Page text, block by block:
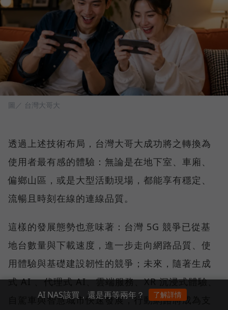
圖／ 台灣大哥大
透過上述技術布局，台灣大哥大成功將之轉換為
使用者最有感的體驗：無論是在地下室、車廂、
偏鄉山區，或是大型活動現場，都能享有穩定、
流暢且時刻在線的連線品質。
這樣的發展態勢也意味著：台灣 5G 競爭已從基
地台數量與下載速度，進一步走向網路品質、使
用體驗與基礎建設韌性的競爭；未來，隨著生成
式 AI 、代理式 AI、雲端服務、XR 沉浸式體驗、
自駕車與智慧城市快速發展，行動網路將成為支
AI NAS該買，還是再等兩年？ 了解詳情